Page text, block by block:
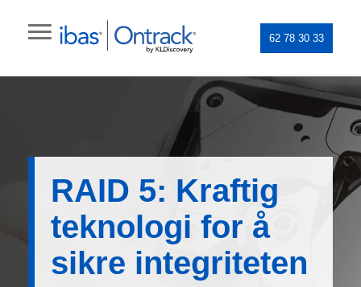
62 78 30 33
RAID 5: Kraftig
teknologi for å
sikre integriteten